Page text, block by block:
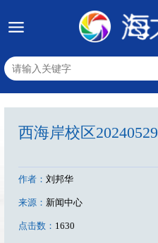
西海岸校区20240529
作者： 刘邦华
来源： 新闻中心
点击数： 1630